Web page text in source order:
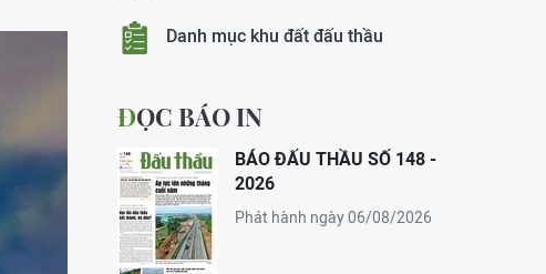
Danh mục khu đất đấu thầu
ĐỌC BÁO IN
BÁO ĐẤU THẦU SỐ 148 -
2026
Phát hành ngày 06/08/2026